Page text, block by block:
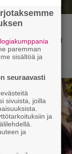
Silvo tekevät
paremman
sisältöä ja
seuraavasti
sivuista, joilla
ja
ja